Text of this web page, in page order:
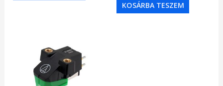
KOSÁRBA TESZEM